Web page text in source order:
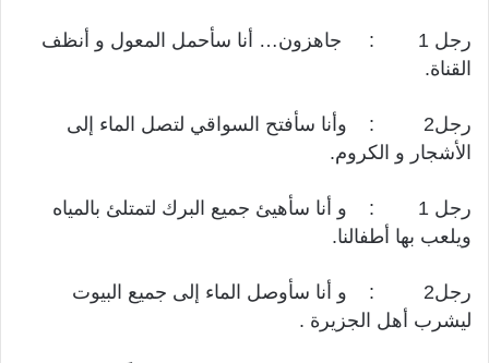
رجل 1 : جاهزون… أنا سأحمل المعول و أنظف
القناة.
رجل2 : وأنا سأفتح السواقي لتصل الماء إلى
الأشجار و الكروم.
رجل 1 : و أنا سأهيئ جميع البرك لتمتلئ بالمياه
ويلعب بها أطفالنا.
رجل2 : و أنا سأوصل الماء إلى جميع البيوت
ليشرب أهل الجزيرة .